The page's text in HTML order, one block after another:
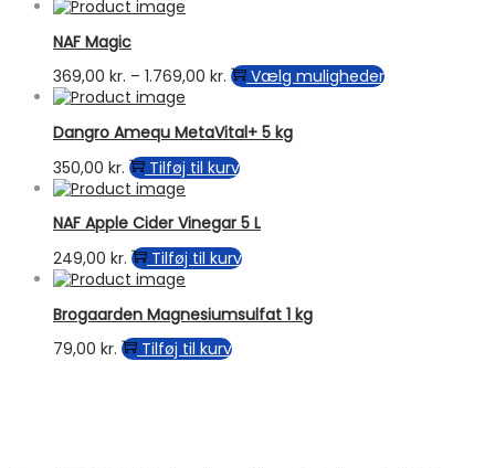
NAF Magic
369,00 kr. – 1.769,00 kr. Prisinterval:
1.769,00 kr.
Vælg mulighederDette
Dangro Amequ MetaVital+ 5 kg
350,00 kr. Tilføj til kurv
NAF Apple Cider Vinegar 5 L
249,00 kr. Tilføj til kurv
Brogaarden Magnesiumsulfat 1 kg
79,00 kr. Tilføj til kurv